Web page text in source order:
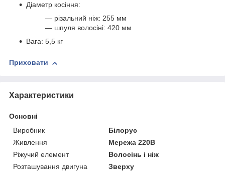
Діаметр косіння:
― різальний ніж: 255 мм
― шпуля волосіні: 420 мм
Вага: 5,5 кг
Приховати
Характеристики
Основні
Виробник
Білорус
Живлення
Мережа 220В
Ріжучий елемент
Волосінь і ніж
Розташування двигуна
Зверху